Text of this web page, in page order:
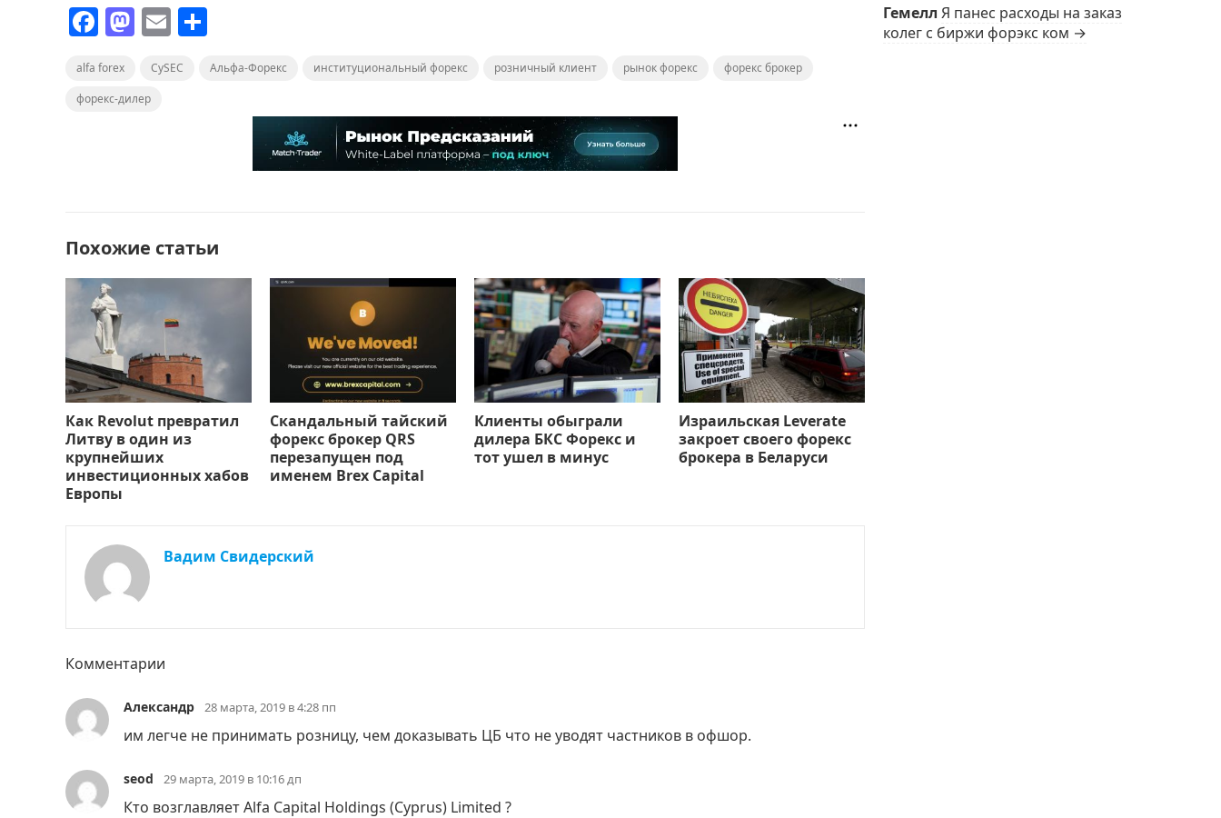
F
c
e
M
st
o
E
ai п
ь
alfa forex CySEC Альфа-Форекс институциональный форекс розничный клиент рынок форекс
форекс брокер
форекс-дилер
Похожие статьи
Как Revolut превратил
Литву в один из
крупнейших
инвестиционных хабов
Европы
Скандальный тайский
форекс брокер QRS
перезапущен под
именем Brex Capital
Клиенты обыграли
дилера БКС Форекс и
тот ушел в минус
Израильская Leverate
закроет своего форекс
брокера в Беларуси
Вадим Свидерский
Комментарии
Александр 28 марта, 2019 в 4:28 пп
им легче не принимать розницу, чем доказывать ЦБ что не уводят частников в офшор.
seod 29 марта, 2019 в 10:16 дп
Кто возглавляет Alfa Capital Holdings (Cyprus) Limited ?
Гемелл Я панес расходы на заказ
колег с биржи форэкс ком →